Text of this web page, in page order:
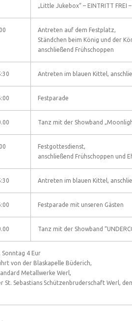
„Little Jukebox“ – EINTRITT FREI –
Antreten auf dem Festplatz,
Ständchen beim König und der
anschließend Frühschoppen
Antreten im blauen Kittel,
Festparade
Tanz mit der Showband
Festgottesdienst,
anschließend Frühschoppen und
Antreten im blauen Kittel,
Festparade mit unseren Gästen
Tanz mit der Showband
Sonntag 4 Eur
von der Blaskapelle Büderich,
Metallwerke Werl,
St. Sebastians Schützenbruderschaft Werl,